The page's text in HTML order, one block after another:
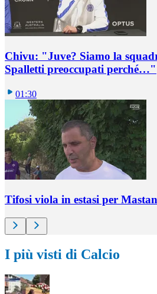
Chivu: "Juve? Siamo la
Spalletti preoccupati perché…"
01:30
Tifosi viola in estasi per
I più visti di Calcio